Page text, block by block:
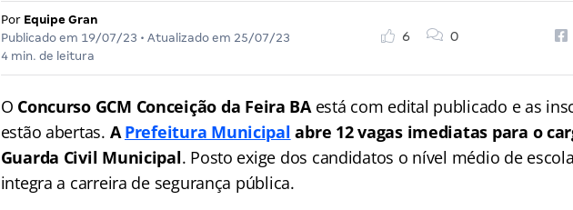
Por Equipe Gran
Publicado em 19/07/23 • Atualizado em 25/07/23
4 min. de leitura
6 0
O Concurso GCM Conceição da Feira BAestá com edital publicado e as
estão abertas. APrefeitura Municipal abre 12 vagas imediatas para o
Guarda Civil Municipal. Posto exige dos candidatos o nível médio de
integra a carreira de segurança pública.